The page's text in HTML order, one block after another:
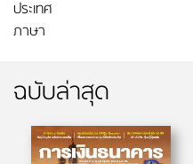
ประเทศ
ภาษา
ฉบับล่าสุด